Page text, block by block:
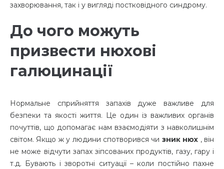
захворювання, так і у вигляді постковідного синдрому.
До чого можуть
призвести нюхові
галюцинації
Нормальне сприйняття запахів дуже важливе для
безпеки та якості життя. Це один із важливих органів
почуттів, що допомагає нам взаємодіяти з навколишнім
світом. Якщо ж у людини спотворився чи зник нюх , він
не може відчути запах зіпсованих продуктів, газу, гару і
т.д. Бувають і зворотні ситуації – коли постійно пахне